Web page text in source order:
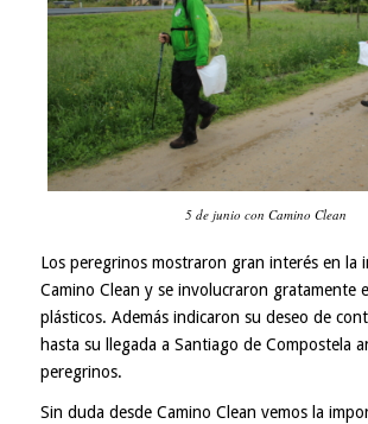
5 de junio con Camino Clean
Los peregrinos mostraron gran interés en la
Camino Clean y se involucraron gratamente
plásticos. Además indicaron su deseo de
hasta su llegada a Santiago de Compostela
peregrinos.
Sin duda desde Camino Clean vemos la